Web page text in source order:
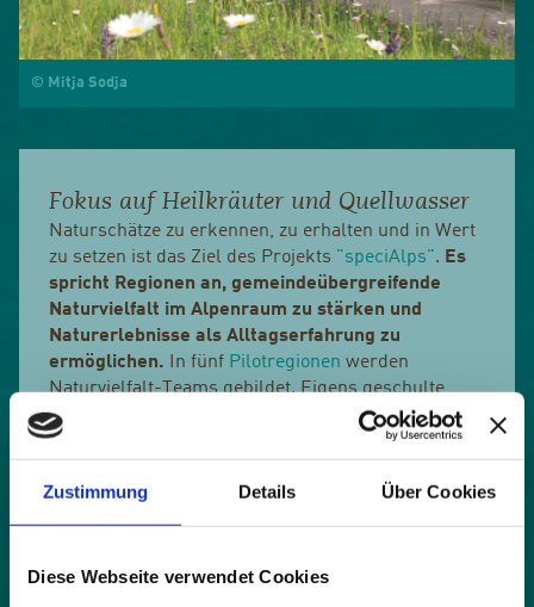
Zustimmung Details Über Cookies
Diese Webseite verwendet Cookies
© Mitja Sodja
Fokus auf Heilkräuter und Quellwasser
Naturschätze zu erkennen, zu erhalten und in Wert
zu setzen ist das Ziel des Projekts "speciAlps". Es
spricht Regionen an, gemeindeübergreifende
Naturvielfalt im Alpenraum zu stärken und
Naturerlebnisse als Alltagserfahrung zu
ermöglichen. In fünf Pilotregionen werden
Naturvielfalt-Teams gebildet. Eigens geschulte,
lokale BetreuerInnen begleiten und beraten die
Naturvielfalt-Teams bei der Umsetzung.
Die Pilotregion Slowenische Alpen umfasst eine
Fläche von 644 km
Landschaftlich dominiert das
unberührte Natur lockt zahlreiche TouristInnen und
Erholungssuchende an, die ihren Freizeitaktivitäten